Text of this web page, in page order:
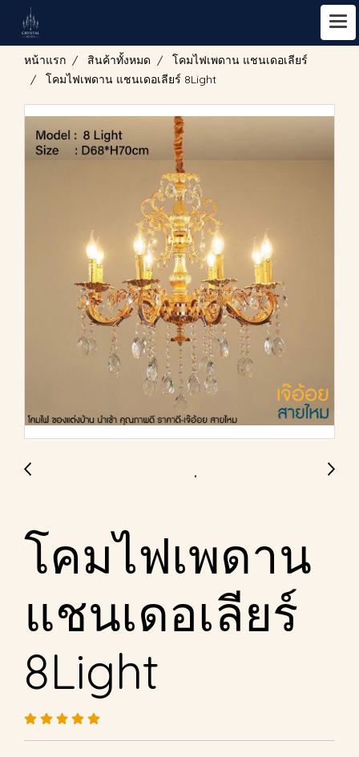
หน้าแรก สินค้าทั้งหมด
โคมไฟเพดาน แชนเดอเลียร์
โคมไฟเพดาน แชนเดอเลียร์ 8Light
โคมไฟเพดาน
แชนเดอเลียร์
8Light